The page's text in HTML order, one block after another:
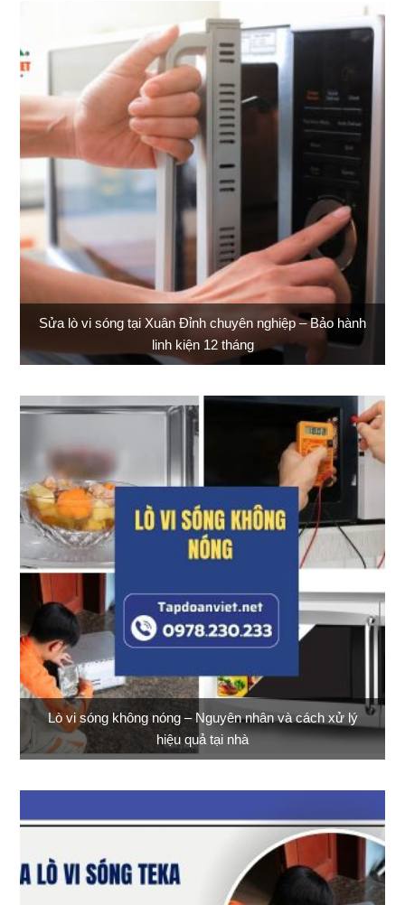
Sửa lò vi sóng tại Xuân Đỉnh chuyên nghiệp – Bảo hành
linh kiện 12 tháng
Lò vi sóng không nóng – Nguyên nhân và cách xử lý
hiệu quả tại nhà